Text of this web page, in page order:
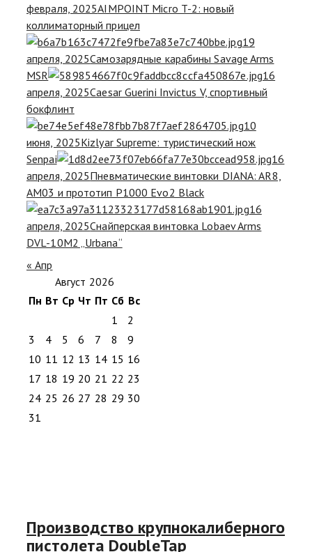
февраля, 2025AIMPOINT Micro T-2: новый
коллиматорный прицел
19
апреля, 2025Самозарядные карабины Savage Arms
MSR
16
апреля, 2025Caesar Guerini Invictus V, спортивный
бокфлинт
10
июня, 2025Kizlyar Supreme: туристический нож
Senpai
16
апреля, 2025Пневматические винтовки DIANA: AR8,
AM03 и прототип P1000 Evo2 Black
16
апреля, 2025Снайперская винтовка Lobaev Arms
DVL-10M2 „Urbana“
« Апр
Август 2026
Пн Вт Ср Чт Пт Сб Вс
1
2
3
4 5 6 7 8
9
10 11 12 13 14 15 16
17 18 19 20 21 22 23
24 25 26 27 28 29 30
31
Производство крупнокалиберного
пистолета DoubleTap